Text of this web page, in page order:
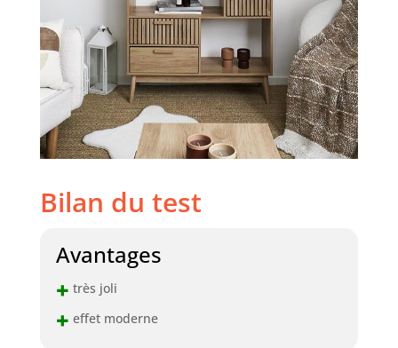
Bilan du test
Avantages
+ très joli
+ effet moderne